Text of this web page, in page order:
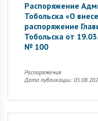
Распоряжение
Тобольска «О
распоряжение
Тобольска от
№ 100
Распоряжения
Дата публикации: